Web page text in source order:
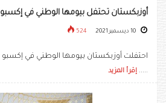
أوزبكستان تحتفل بيومها الوطني في إكسبو 2020 دبي
524
..... إقرأ المزيد